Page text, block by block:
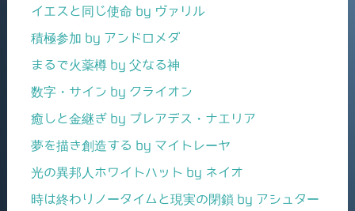
イエスと同じ使命 by ヴァリル
積極参加 by アンドロメダ
まるで火薬樽 by 父なる神
数字・サイン by クライオン
癒しと金継ぎ by プレアデス・ナエリア
夢を描き創造する by マイトレーヤ
光の異邦人ホワイトハット by ネイオ
時は終わりノータイムと現実の閉鎖 by アシュター